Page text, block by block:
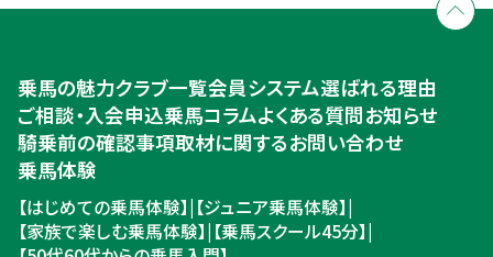
入会のご相談・申込
ご相談・入会申込
乗馬の魅力クラブ一覧会員システム選ばれる理由
ご相談・入会申込乗馬コラムよくある質問お知らせ
騎乗前の確認事項取材に関するお問い合わせ
乗馬体験
【はじめての乗馬体験】| 【ジュニア乗馬体験】|
【家族で楽しむ乗馬体験】| 【乗馬スクール45分】|